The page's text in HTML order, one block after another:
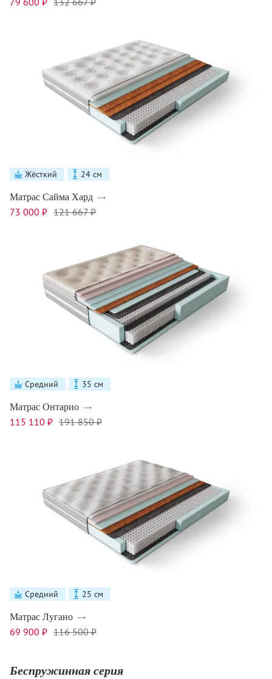
Жёсткий 24 см
Матрас Сайма Хард
73 000 ₽ 121 667 ₽
Средний 35 см
Матрас Онтарио
115 110 ₽ 191 850 ₽
Средний 25 см
Матрас Лугано
69 900 ₽ 116 500 ₽
Беспружинная серия